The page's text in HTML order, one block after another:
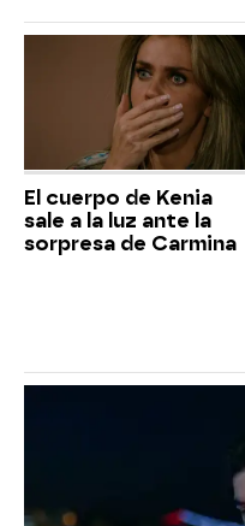
El cuerpo de Kenia
sale a la luz ante la
sorpresa de Carmina